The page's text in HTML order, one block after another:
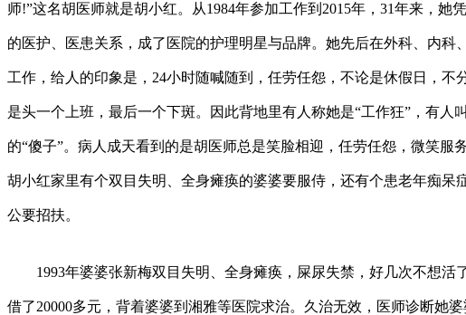
师!”这名胡医师就是胡小红。从1984年参加工作到2015年，31年来，她
的医护、医患关系，成了医院的护理明星与品牌。她先后在外科、内科
工作，给人的印象是，24小时随喊随到，任劳任怨，不论是休假日，不
是头一个上班，最后一个下斑。因此背地里有人称她是“工作狂”，有人
的“傻子”。病人成天看到的是胡医师总是笑脸相迎，任劳任怨，微笑服
胡小红家里有个双目失明、全身瘫痪的婆婆要服侍，还有个患老年痴呆
公要招扶。
1993年婆婆张新梅双目失明、全身瘫痪，屎尿失禁，好几次不想活
借了20000多元，背着婆婆到湘雅等医院求治。久治无效，医师诊断她